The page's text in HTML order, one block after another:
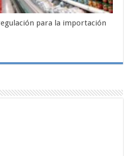
para la importación